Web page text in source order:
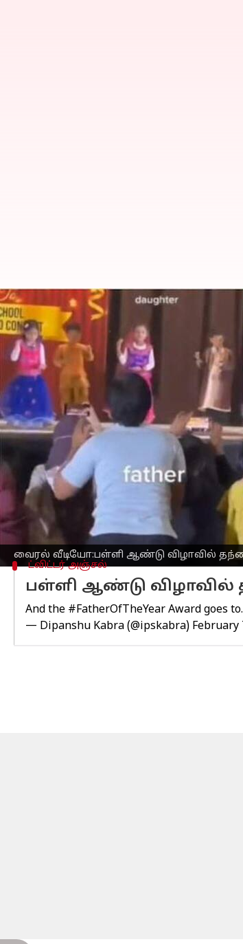
வைரல் வீடியோ:பள்ளி ஆண்டு விழாவில்
வைரல்
எழுதியவர் Nivetha P Feb 08, 2023
செய்தி முன்னோட்டம்
வைரல் வீடியோ : ஓர் பள்ளி
பதிவாக இணையத்தில் மிக
இந்த வைரல் வீடியோவை
24 நொடிகள் உள்ள இந்த
உதவுவதை காண முடிகிறது.
மேடையின் கீழே இருந்தபடியே
தந்தை, மகளுக்கு இடையில்
ட்விட்டர் அஞ்சல்
பள்ளி ஆண்டு
And the #FatherOfTheYear Award goes
— Dipanshu Kabra (@ipskabra) February